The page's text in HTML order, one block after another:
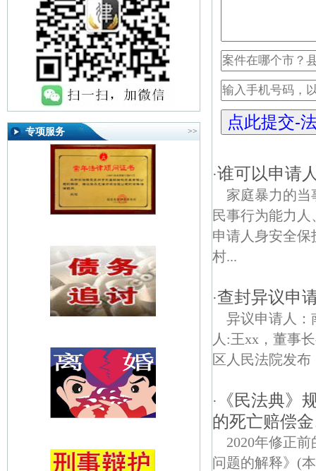
专项服务 >>
·谁可以申请
家庭暴力的
民事行为能力
申请人身安全
村...
·查封异议申
异议申请人：
人:王xx，董事
区人民法院发
·
《民法典》
的死亡赔偿
2020年修正
问题的解释》(